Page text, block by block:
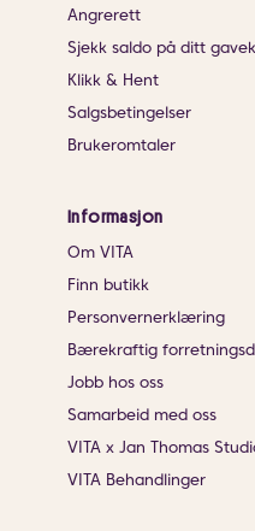
Angrerett
Sjekk saldo på ditt
Klikk & Hent
Salgsbetingelser
Brukeromtaler
Informasjon
Om VITA
Finn butikk
Personvernerklæring
Bærekraftig
Jobb hos oss
Samarbeid med oss
VITA x Jan Thomas
VITA Behandlinger